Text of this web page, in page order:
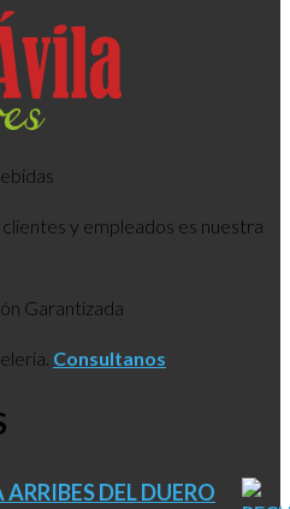
y empleados es nuestra
Garantizada
Consultanos
DEL DUERO